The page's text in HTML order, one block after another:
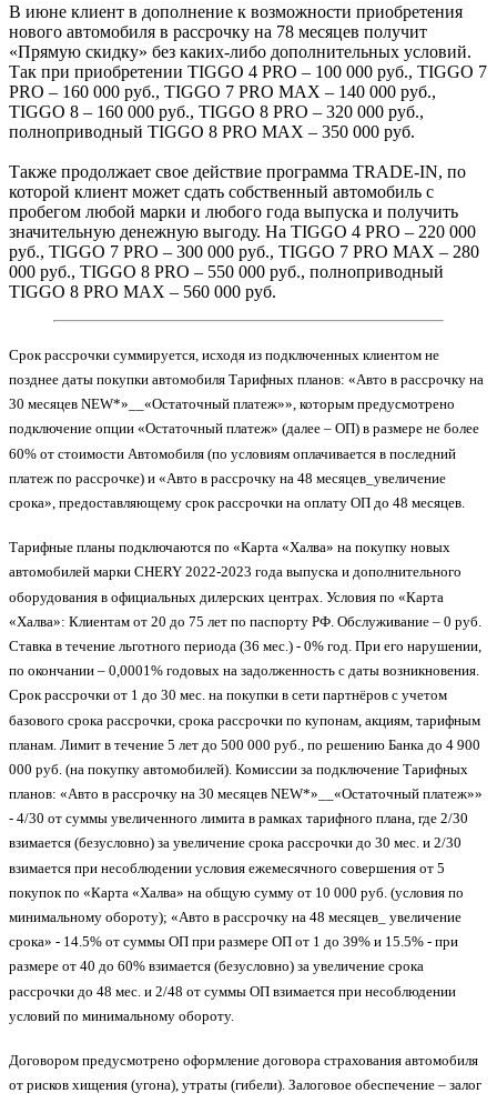
В июне клиент в дополнение к возможности приобретения
нового автомобиля в рассрочку на 78 месяцев получит
«Прямую скидку» без каких-либо дополнительных условий.
Так при приобретении TIGGO 4 PRO – 100 000 руб., TIGGO 7
PRO – 160 000 руб., TIGGO 7 PRO MAX – 140 000 руб.,
TIGGO 8 – 160 000 руб., TIGGO 8 PRO – 320 000 руб.,
полноприводный TIGGO 8 PRO MAX – 350 000 руб.
Также продолжает свое действие программа TRADE-IN, по
которой клиент может сдать собственный автомобиль с
пробегом любой марки и любого года выпуска и получить
значительную денежную выгоду. На TIGGO 4 PRO – 220 000
руб., TIGGO 7 PRO – 300 000 руб., TIGGO 7 PRO MAX – 280
000 руб., TIGGO 8 PRO – 550 000 руб., полноприводный
TIGGO 8 PRO MAX – 560 000 руб.
Срок рассрочки суммируется, исходя из подключенных клиентом не
позднее даты покупки автомобиля Тарифных планов: «Авто в рассрочку на
30 месяцев NEW*»__«Остаточный платеж»», которым предусмотрено
подключение опции «Остаточный платеж» (далее – ОП) в размере не более
60% от стоимости Автомобиля (по условиям оплачивается в последний
платеж по рассрочке) и «Авто в рассрочку на 48 месяцев_увеличение
срока», предоставляющему срок рассрочки на оплату ОП до 48 месяцев.
Тарифные планы подключаются по «Карта «Халва» на покупку новых
автомобилей марки CHERY 2022-2023 года выпуска и дополнительного
оборудования в официальных дилерских центрах. Условия по «Карта
«Халва»: Клиентам от 20 до 75 лет по паспорту РФ. Обслуживание – 0 руб.
Ставка в течение льготного периода (36 мес.) - 0% год. При его нарушении,
по окончании – 0,0001% годовых на задолженность с даты возникновения.
Срок рассрочки от 1 до 30 мес. на покупки в сети партнёров с учетом
базового срока рассрочки, срока рассрочки по купонам, акциям, тарифным
планам. Лимит в течение 5 лет до 500 000 руб., по решению Банка до 4 900
000 руб. (на покупку автомобилей). Комиссии за подключение Тарифных
планов: «Авто в рассрочку на 30 месяцев NEW*»__«Остаточный платеж»»
- 4/30 от суммы увеличенного лимита в рамках тарифного плана, где 2/30
взимается (безусловно) за увеличение срока рассрочки до 30 мес. и 2/30
взимается при несоблюдении условия ежемесячного совершения от 5
покупок по «Карта «Халва» на общую сумму от 10 000 руб. (условия по
минимальному обороту); «Авто в рассрочку на 48 месяцев_ увеличение
срока» - 14.5% от суммы ОП при размере ОП от 1 до 39% и 15.5% - при
размере от 40 до 60% взимается (безусловно) за увеличение срока
рассрочки до 48 мес. и 2/48 от суммы ОП взимается при несоблюдении
условий по минимальному обороту.
Договором предусмотрено оформление договора страхования автомобиля
от рисков хищения (угона), утраты (гибели). Залоговое обеспечение – залог